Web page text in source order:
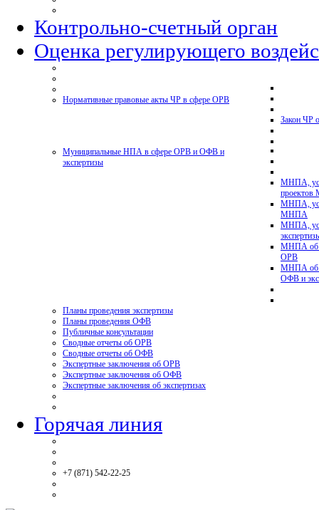
Контрольно-счетный орган
Оценка регулирующего
Нормативные правовые акты ЧР в сфере ОРВ
Закон ЧР
Муниципальные НПА в сфере ОРВ и ОФВ и
экспертизы
МНПА,
МНПА,
МНПА
МНПА,
МНПА об
ОРВ
МНПА об
ОФВ и
Планы проведения экспертизы
Планы проведения ОФВ
Публичные консультации
Сводные отчеты об ОРВ
Сводные отчеты об ОФВ
Экспертные заключения об ОРВ
Экспертные заключения об ОФВ
Экспертные заключения об экспертизах
Горячая линия
+7 (871) 542-22-25